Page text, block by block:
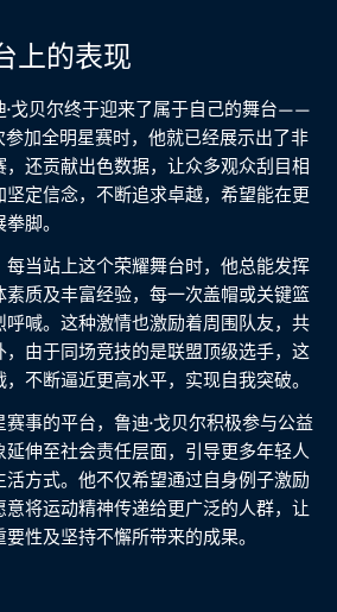
上的表现
·戈贝尔终于迎来了属于自己的舞台——
参加全明星赛时，他就已经展示出了非
，还贡献出色数据，让众多观众刮目相
定信念，不断追求卓越，希望能在更
脚。
当站上这个荣耀舞台时，他总能发挥
素质及丰富经验，每一次盖帽或关键篮
喊。这种激情也激励着周围队友，共
，由于同场竞技的是联盟顶级选手，这
不断逼近更高水平，实现自我突破。
事的平台，鲁迪·戈贝尔积极参与公益
伸至社会责任层面，引导更多年轻人
方式。他不仅希望通过自身例子激励
将运动精神传递给更广泛的人群，让
性及坚持不懈所带来的成果。